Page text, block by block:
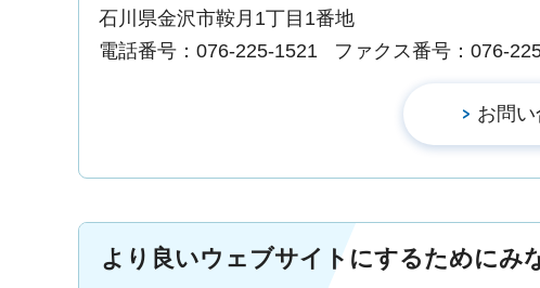
石川県金沢市鞍月1丁目1番地
電話番号：076-225-1521
ファクス番号：076-
より良いウェブサイトにするためにみ